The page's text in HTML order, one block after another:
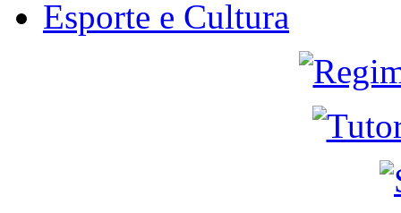
Esporte e Cultura